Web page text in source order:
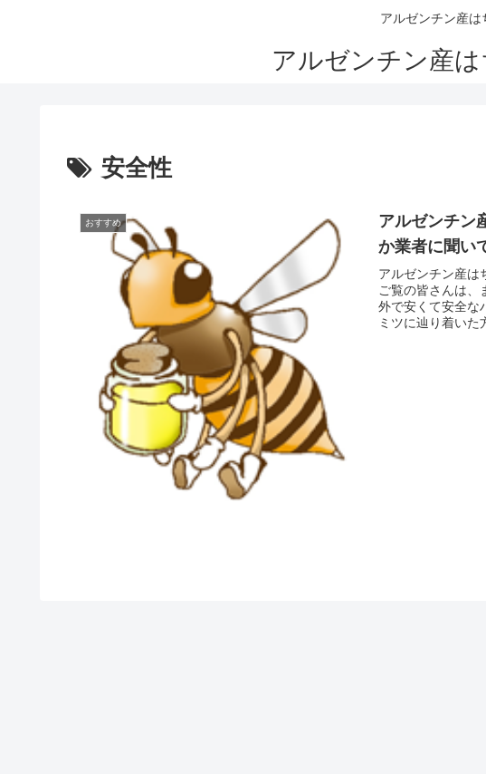
アルゼンチン産
アルゼンチン産
安全性
おすすめ
アルゼンチン
か業者に聞い
アルゼンチン産は
ご覧の皆さんは、
外で安くて安全な
ミツに辿り着いた